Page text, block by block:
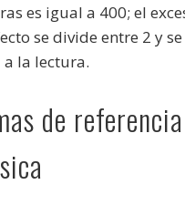
es igual a 400; el
se divide entre 2 y se
a la lectura.
de referencia